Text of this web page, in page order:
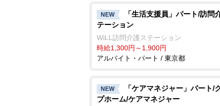
NEW
「生活支援員」パート/訪問
テーション
WiLL訪問介護ステーション
時給1,300円～1,900円
アルバイト・パート / 東京都
NEW
「ケアマネジャー」パート/
プホーム/ケアマネジャー